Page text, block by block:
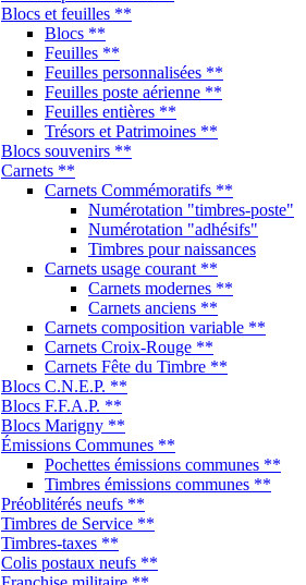
Blocs et feuilles **
Blocs **
Feuilles **
Feuilles personnalisées **
Feuilles poste aérienne **
Feuilles entières **
Trésors et Patrimoines **
Blocs souvenirs **
Carnets **
Carnets Commémoratifs **
Numérotation "timbres-poste"
Numérotation "adhésifs"
Timbres pour naissances
Carnets usage courant **
Carnets modernes **
Carnets anciens **
Carnets composition variable **
Carnets Croix-Rouge **
Carnets Fête du Timbre **
Blocs C.N.E.P. **
Blocs F.F.A.P. **
Blocs Marigny **
Émissions Communes **
Pochettes émissions communes **
Timbres émissions communes **
Préoblitérés neufs **
Timbres de Service **
Timbres-taxes **
Colis postaux neufs **